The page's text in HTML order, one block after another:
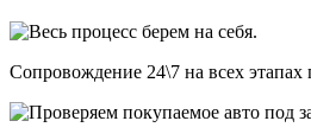
Сопровождение 24\7 на всех этапах